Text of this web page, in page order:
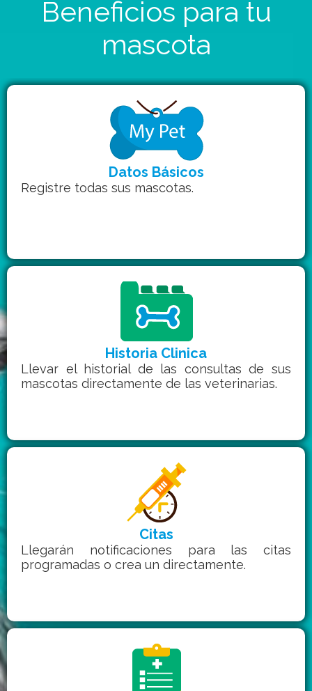
Beneficios para tu
mascota
Datos Básicos
Registre todas sus mascotas.
Historia Clinica
Llevar el historial de las consultas de sus
mascotas directamente de las veterinarias.
Citas
Llegarán notificaciones para las citas
programadas o crea un directamente.